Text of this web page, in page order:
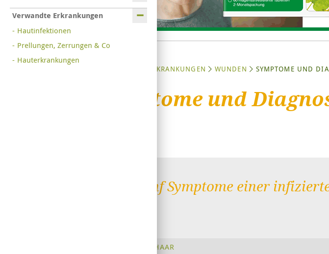
ERKRANKUNGEN WUNDEN SYMPTOME UND
Symptome und
Die fünf Symptome einer
HAUT & HAAR
Verwandte Erkrankungen
Hautinfektionen
Prellungen, Zerrungen & Co
Hauterkrankungen